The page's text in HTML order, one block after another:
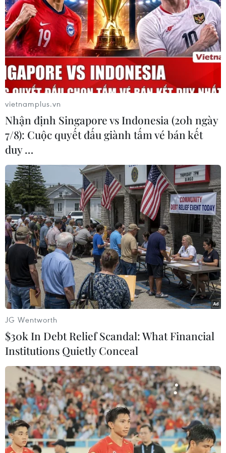
TIN LIÊN QUAN
Trung Quốc cáo buộc Mỹ cản trở sự phát
triển công nghiệp
19/02/2019 00:44
Chính phủ Trung Quốc ngày 18/2 đã cáo buộc Mỹ cố
gắng cản trở sự phát triển công nghiệp của quốc gia
châu Á này, sau khi Phó Tổng thống Mỹ tuyên bố
Huawei là mối đe dọa an ninh.
vietnamplus.vn
Nhận định Singapore vs Indonesia (20h ngày
7/8): Cuộc quyết đấu giành tấm vé bán kết
duy …
JG Wentworth
$30k In Debt Relief Scandal: What Financial
Institutions Quietly Conceal